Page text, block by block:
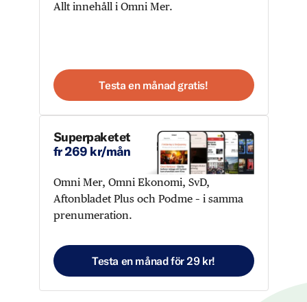
Allt innehåll i Omni Mer.
Testa en månad gratis!
Superpaketet
fr 269 kr/mån
Omni Mer, Omni Ekonomi, SvD,
Aftonbladet Plus och Podme – i samma
prenumeration.
Testa en månad för 29 kr!